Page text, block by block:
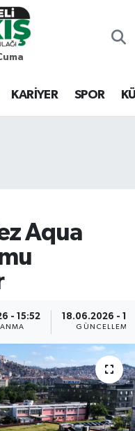
KARİYER SPOR
Aqua
- 15:52 18.06.2026 -
GÜNCELLEME